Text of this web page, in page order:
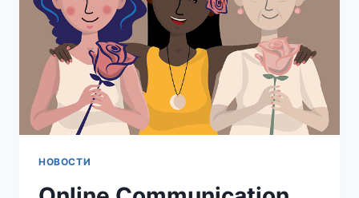
ПРОЙТИ
И
ЧТО
ОЖИДАТЬ
НОВОСТИ